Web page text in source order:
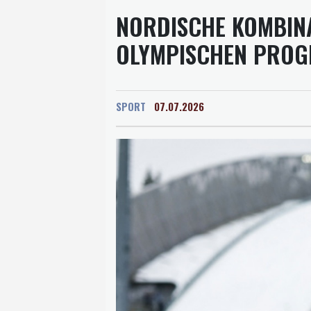
NORDISCHE
OLYMPISCHEN
SPORT 07.07.2026